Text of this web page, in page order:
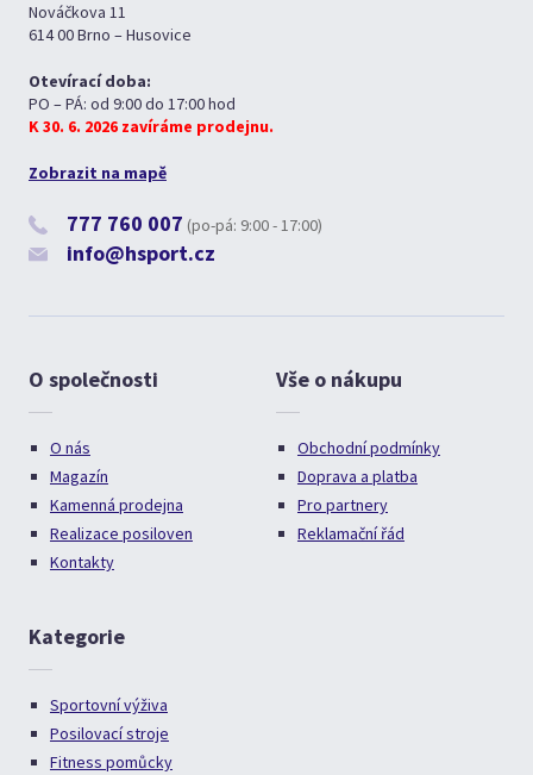
Nováčkova 11
614 00 Brno – Husovice
Otevírací doba:
PO – PÁ: od 9:00 do 17:00 hod
K 30. 6. 2026 zavíráme prodejnu.
Zobrazit na mapě
777 760 007 (po-pá: 9:00 - 17:00)
info@hsport.cz
O společnosti
O nás
Magazín
Kamenná prodejna
Realizace posiloven
Kontakty
Vše o nákupu
Obchodní podmínky
Doprava a platba
Pro partnery
Reklamační řád
Kategorie
Sportovní výživa
Posilovací stroje
Fitness pomůcky